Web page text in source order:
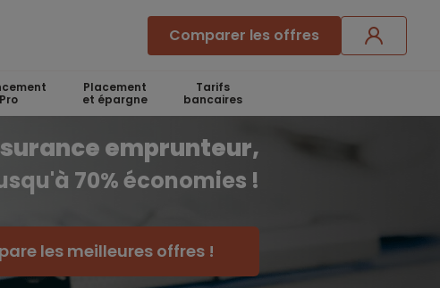
Comparer les offres
Pro
Placement
et épargne
Tarifs
bancaires
emprunteur,
70% économies !
les meilleures offres !